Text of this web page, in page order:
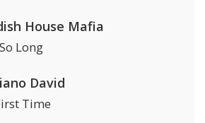
House Mafia
Long
David
Time